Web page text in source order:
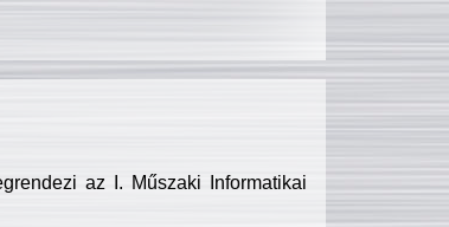
az I. Műszaki Informatikai